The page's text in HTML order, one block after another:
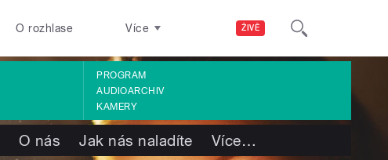
ŽIVĚ
O rozhlase Více
PROGRAM
AUDIOARCHIV
KAMERY
O nás Jak nás naladíte Více…